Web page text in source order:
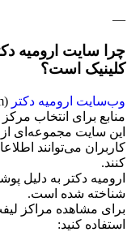
—
چرا سایت ارومیه
کلینیک است؟
وب‌سایت ارومیه دکتر
منابع برای انتخاب
این سایت مجموعه‌ای از
کاربران می‌توانند
کنند.
ارومیه دکتر به دلیل
شناخته شده است.
برای مشاهده مراکز
استفاده کنید: